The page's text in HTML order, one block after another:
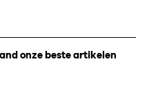
onze beste artikelen